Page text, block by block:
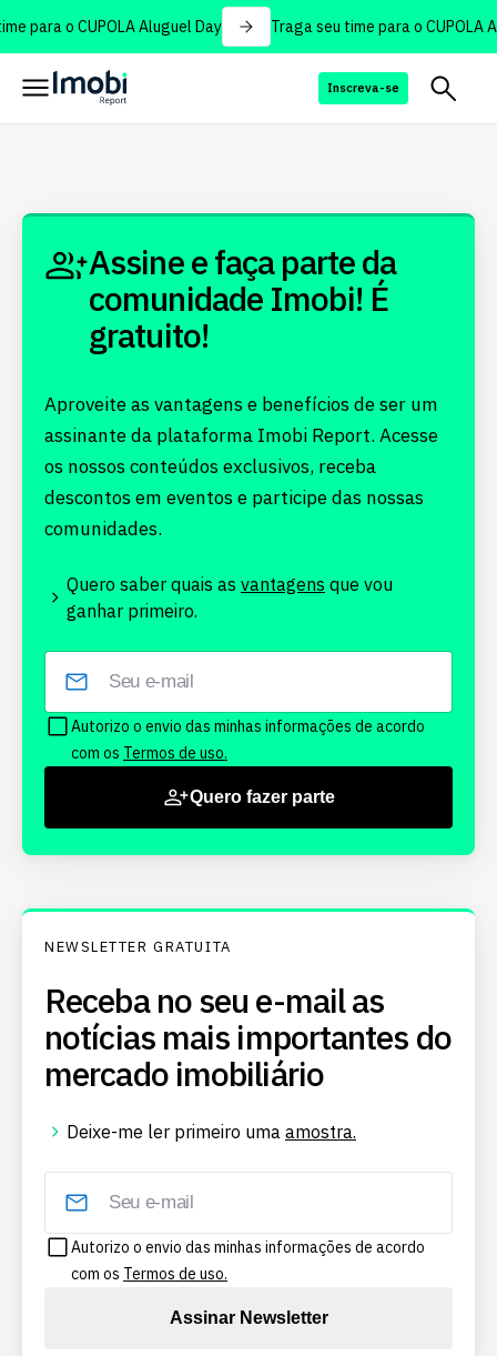
para o CUPOLA Aluguel Day Traga seu time para o CUPOLA
Inscreva-se
Assine e faça parte da
comunidade Imobi! É
gratuito!
Aproveite as vantagens e benefícios de ser um
assinante da plataforma Imobi Report. Acesse
os nossos conteúdos exclusivos, receba
descontos em eventos e participe das nossas
comunidades.
Quero saber quais as vantagens que vou
ganhar primeiro.
Autorizo o envio das minhas informações de acordo
com os Termos de uso.
Quero fazer parte
NEWSLETTER GRATUITA
Receba no seu e-mail as
notícias mais importantes do
mercado imobiliário
Deixe-me ler primeiro uma amostra.
Autorizo o envio das minhas informações de acordo
com os Termos de uso.
Assinar Newsletter